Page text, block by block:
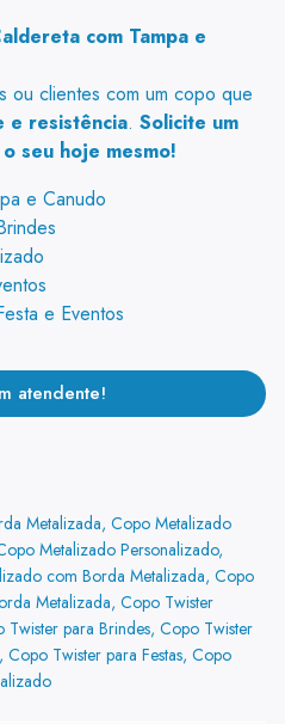
com Tampa e
ou clientes com um copo que
e resistência. Solicite um
seu hoje mesmo!
e Canudo
e Eventos
atendente!
Metalizada, Copo Metalizado
Metalizado Personalizado,
com Borda Metalizada, Copo
Metalizada, Copo Twister
Twister para Brindes, Copo Twister
, Copo Twister para Festas, Copo